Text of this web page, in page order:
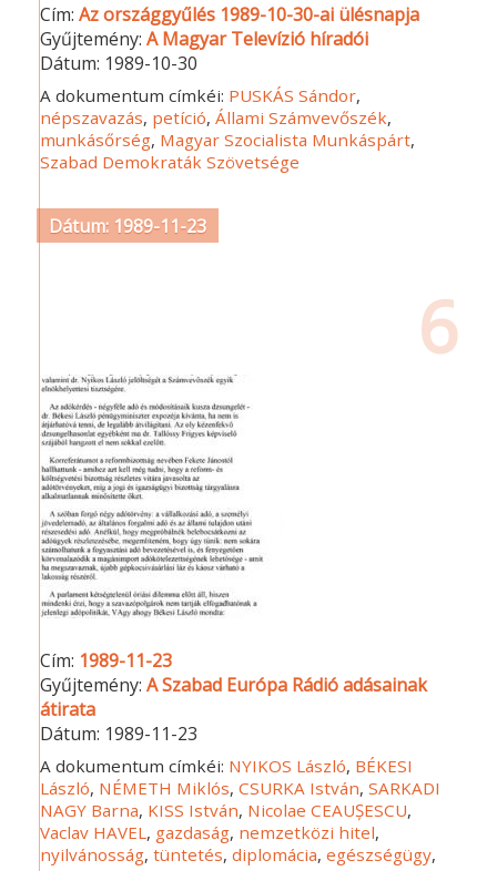
Cím:Az országgyűlés 1989-10-30-ai ülésnapja
Gyűjtemény:A Magyar Televízió híradói
Dátum: 1989-10-30
A dokumentum címkéi: PUSKÁS Sándor,
népszavazás, petíció,Állami Számvevőszék,
munkásőrség, Magyar Szocialista Munkáspárt,
Szabad Demokraták Szövetsége
Dátum: 1989-11-23
6
Cím: 1989-11-23
Gyűjtemény:A Szabad Európa Rádió adásainak
átirata
Dátum: 1989-11-23
A dokumentum címkéi: NYIKOS László, BÉKESI
László, NÉMETH Miklós,CSURKA István,SARKADI
NAGY Barna, KISS István, Nicolae CEAUȘESCU,
Vaclav HAVEL, gazdaság, nemzetközi hitel,
nyilvánosság,tüntetés,diplomácia,egészségügy,